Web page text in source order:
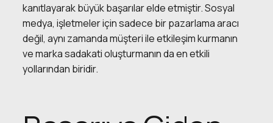
kanıtlayarak büyük başarılar elde etmiştir. Sosyal
medya, işletmeler için sadece bir pazarlama aracı
değil, aynı zamanda müşteri ile etkileşim kurmanın
ve marka sadakati oluşturmanın da en etkili
yollarından biridir.